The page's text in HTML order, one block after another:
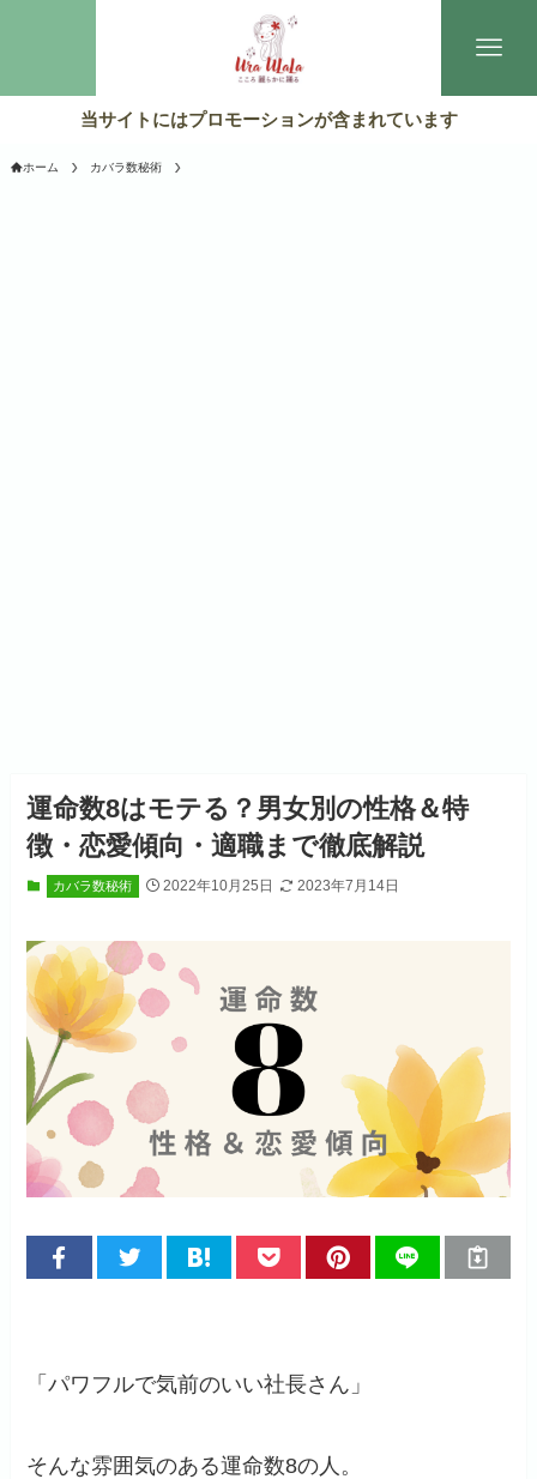
当サイトにはプロモーションが含まれています
ホーム カバラ数秘術
運命数8はモテる？男女別の性格＆特
徴・恋愛傾向・適職まで徹底解説
カバラ数秘術 2022年10月25日 2023年7月14日
「パワフルで気前のいい社長さん」
そんな雰囲気のある運命数8の人。